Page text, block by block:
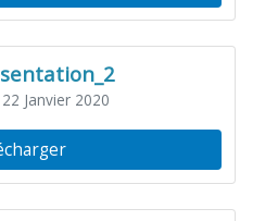
Janvier 2020